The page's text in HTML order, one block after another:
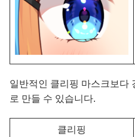
일반적인 클리핑 마스크보다
로 만들 수 있습니다.
클리핑